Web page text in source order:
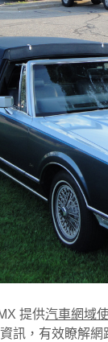
提供汽車網域
訊，有效瞭解網